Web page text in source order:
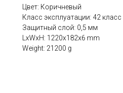
Цвет: Коричневый
Класс эксплуатации: 42 класс
Защитный слой: 0,5 мм
LxWxH: 1220x182x6 mm
Weight: 21200 g